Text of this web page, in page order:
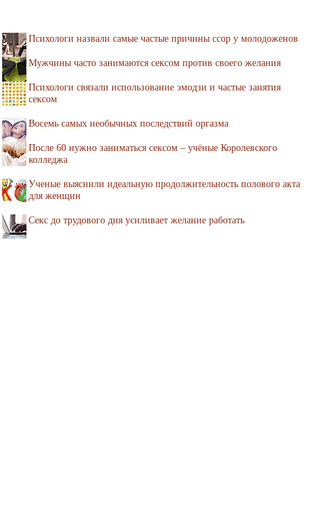
Психологи назвали самые частые причины ссор у молодоженов
Мужчины часто занимаются сексом против своего желания
Психологи связали использование эмодзи и частые занятия
сексом
Восемь самых необычных последствий оргазма
После 60 нужно заниматься сексом – учёные Королевского
колледжа
Ученые выяснили идеальную продолжительность полового акта
для женщин
Секс до трудового дня усиливает желание работать